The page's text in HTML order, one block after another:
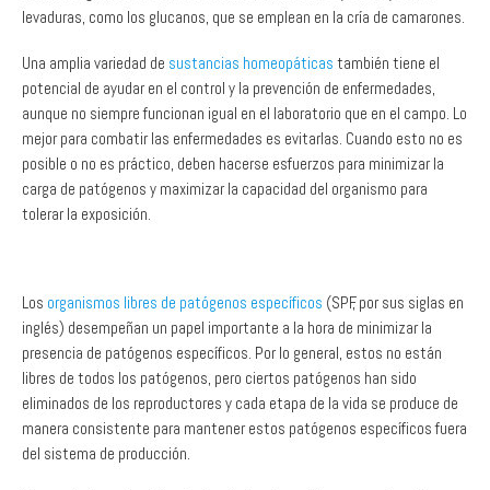
Una amplia variedad desustancias homeopáticastambién tiene el
aunque no siempre funcionan igual en el laboratorio que en el campo. Lo
mejor para combatir las enfermedades es evitarlas. Cuando esto no es
posible o no es práctico, deben hacerse esfuerzos para minimizar la
carga de patógenos y maximizar la capacidad del organismo para
tolerar la exposición.
presencia de patógenos específicos. Por lo general, estos no están
libres de todos los patógenos, pero ciertos patógenos han sido
eliminados de los reproductores y cada etapa de la vida se produce de
manera consistente para mantener estos patógenos específicos fuera
del sistema de producción.
No es práctico ni posible eliminar todos los patógenos potenciales, ya